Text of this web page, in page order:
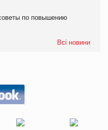
по повышению
Всі новини